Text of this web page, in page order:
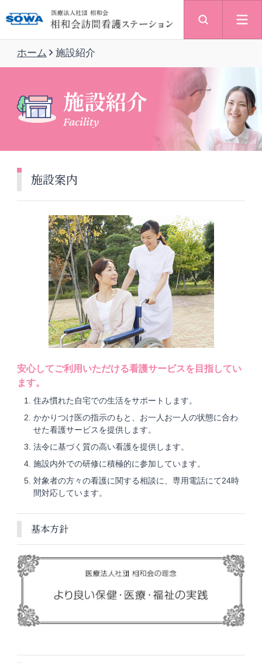
ホーム 施設紹介
施設紹介
Facility
施設案内
安心してご利用いただける看護サービスを目指してい
ます。
住み慣れた自宅での生活をサポートします。
かかりつけ医の指示のもと、お一人お一人の状態に合わ
せた看護サービスを提供します。
法令に基づく質の高い看護を提供します。
施設内外での研修に積極的に参加しています。
対象者の方々の看護に関する相談に、専用電話にて24時
間対応しています。
基本方針